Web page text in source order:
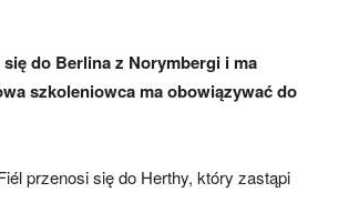
do Berlina z Norymbergi i ma
szkoleniowca ma obowiązywać do
przenosi się do Herthy, który zastąpi